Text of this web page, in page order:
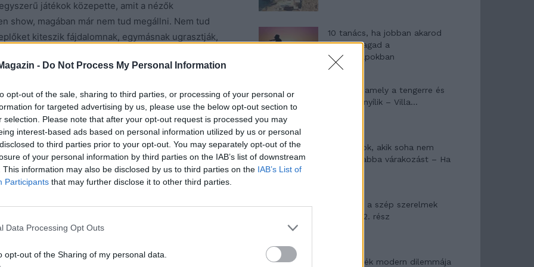
- Do Not Process My Personal Information
opt-out of the sale, sharing to third parties, or processing of your personal or
for targeted advertising by us, please use the below opt-out section to
selection. Please note that after your opt-out request is processed you may
interest-based ads based on personal information utilized by us or personal
to third parties prior to your opt-out. You may separately opt-out of the
of your personal information by third parties on the IAB’s list of downstream
This information may also be disclosed by us to third parties on the IAB’s List of
Participants that may further disclose it to other third parties.
Data Processing Opt Outs
opt-out of the Sharing of my personal data.
játékok közepette, amit a nézők
show, magában már nem tud megállni. Nem tud
kiteszik fájdalomnak, egymásnak ugrasztják,
értékes és hasznos emberek, mert ha volnának is,
Nehéz ma jónak lenni anélkül, hogy valaki
pokolian nem egyszerű.
és gyerektársadalom mértéktelen módon
dominál az élet minden területén, mert
gyáva vagyok, akkor a neten egy álnév, álkép
életemért csak más a felelős. És talán itt jutunk el a
leginkább, nem okostábla meg tablet kell
Az a minta, amit mi egyre kevésbé alkalmazunk.
micsoda károkat okozunk, csak
rendben van, mi nem beszélünk csúnyán, csak
oviban.
10 tanács, ha jobban akarod
érezni magad a
hétköznapokban
Egy ház, amely a tengerre és
a fényre nyílik – Villa...
A családok, akik soha nem
hagyták abba várakozást – Ha
Panna és a szép szerelmek
mítosza 2. rész
Az ereklyék modern dilemmája